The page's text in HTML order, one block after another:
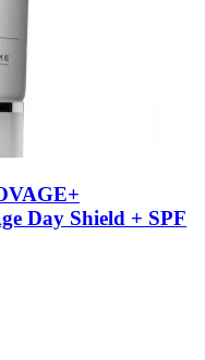
Day Shield + SPF